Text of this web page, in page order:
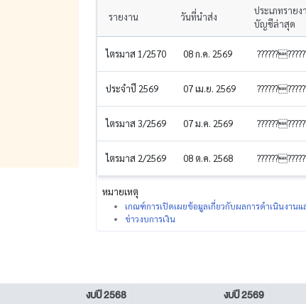
รายงาน วันที่นำส่ง
ประเภทราย
บัญชีล่าสุด
ไตรมาส 1/2570 08 ก.ค. 2569
ประจำปี 2569 07 เม.ย. 2569
ไตรมาส 3/2569 07 ม.ค. 2569
ไตรมาส 2/2569 08 ต.ค. 2568
หมายเหตุ
เกณฑ์การเปิดเผยข้อมูลเกี่ยวกับผลการดำเนินงานแ
ข่าวงบการเงิน
งบปี 2568 งบปี 2569